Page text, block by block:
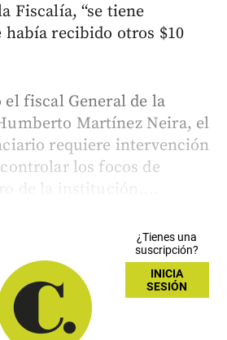
Fiscalía, “se tiene
había recibido otros $10
el fiscal General de la
Martínez Neira, el
requiere intervención
los focos de
de la institución....
¿Tienes una
suscripción?
INICIA
SESIÓN